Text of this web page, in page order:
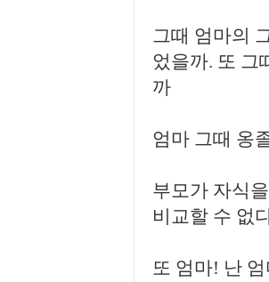
그때 엄마의
었을까. 또 그
까
엄마 그때 옹
부모가 자식
비교할 수 없
또 엄마! 난